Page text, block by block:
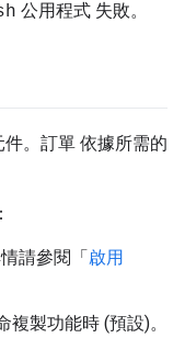
公用程式 失敗。
。訂單 依據所需的
請參閱「啟用
製功能時 (預設)。